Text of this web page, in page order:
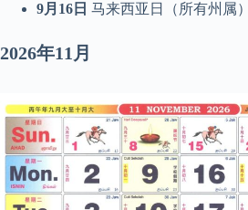
9月16日 马来西亚日（所有州属）
2026年11月